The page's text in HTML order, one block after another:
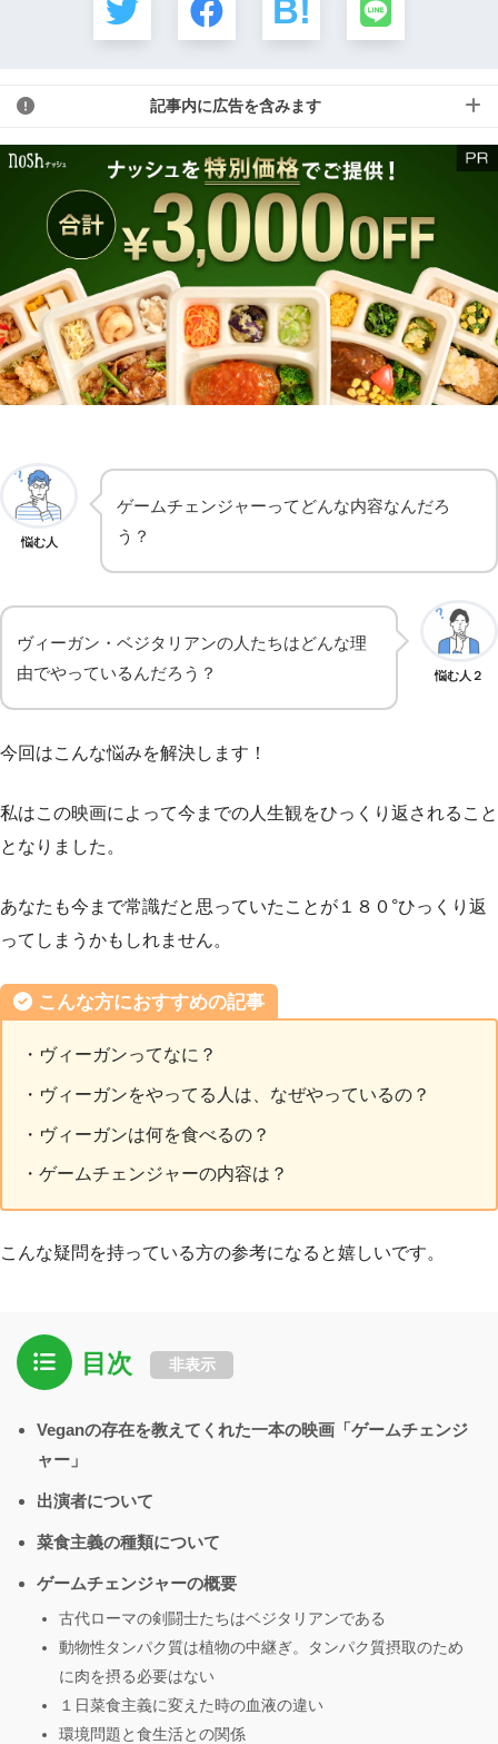
記事内に広告を含みます
悩む人
ゲームチェンジャーってどんな内容なんだろ
う？
悩む人２
ヴィーガン・ベジタリアンの人たちはどんな理
由でやっているんだろう？
今回はこんな悩みを解決します！
私はこの映画によって今までの人生観をひっくり返されること
となりました。
あなたも今まで常識だと思っていたことが１８０°ひっくり返
ってしまうかもしれません。
こんな方におすすめの記事
・ヴィーガンってなに？
・ヴィーガンをやってる人は、なぜやっているの？
・ヴィーガンは何を食べるの？
・ゲームチェンジャーの内容は？
こんな疑問を持っている方の参考になると嬉しいです。
目次 非表示
Veganの存在を教えてくれた一本の映画「ゲームチェンジ
ャー」
出演者について
菜食主義の種類について
ゲームチェンジャーの概要
古代ローマの剣闘士たちはベジタリアンである
動物性タンパク質は植物の中継ぎ。タンパク質摂取のため
に肉を摂る必要はない
１日菜食主義に変えた時の血液の違い
環境問題と食生活との関係